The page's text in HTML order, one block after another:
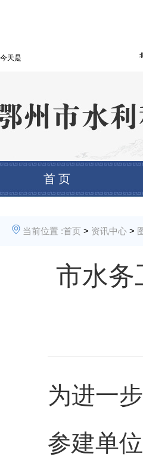
今天是
首 页
当前位置 :首页 > 资讯中心 >
市水务
为进一
参建单